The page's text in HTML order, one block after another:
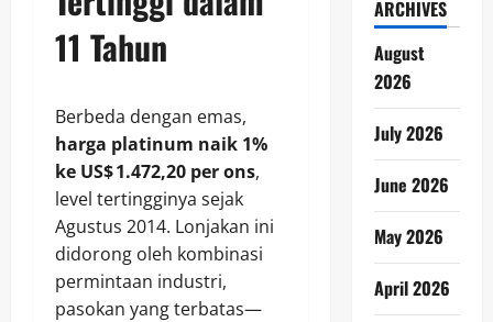
11 Tahun
Berbeda dengan emas,
harga platinum naik 1%
ke US$ 1.472,20 per ons,
level tertingginya sejak
Agustus 2014. Lonjakan ini
didorong oleh kombinasi
permintaan industri,
pasokan yang terbatas—
ARCHIVES
August
2026
July 2026
June 2026
May 2026
April 2026